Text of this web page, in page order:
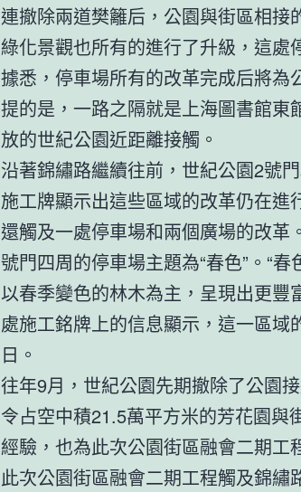
連撤除兩道樊籬后，公園與街區相接
綠化景觀也所有的進行了升級，這處
據悉，停車場所有的改革完成后將為
提的是，一路之隔就是上海圖書館東
放的世紀公園近距離接觸。
沿著錦繡路繼續往前，世紀公園2號
施工牌顯示出這些區域的改革仍在
還觸及一處停車場和兩個廣場的改革
號門四周的停車場主題為“春色”。“
以春季變色的林木為主，呈現出更豐
處施工銘牌上的信息顯示，這一區域
日。
往年9月，世紀公園先期撤除了公園
令占空中積21.5萬平方米的芳花園與
經驗，也為此次公園街區融會二期工
此次公園街區融會二期工程觸及錦繡